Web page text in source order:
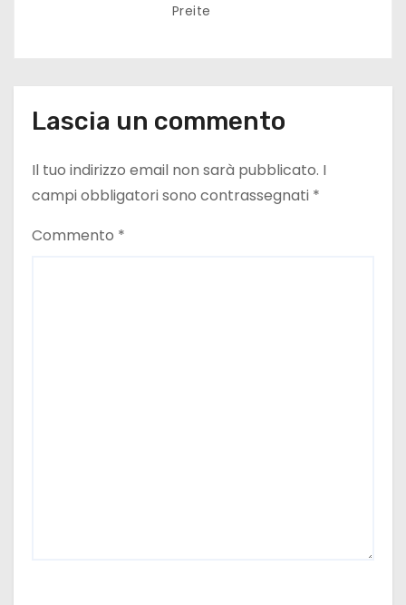
Preite
Lascia un commento
Il tuo indirizzo email non sarà pubblicato. I
campi obbligatori sono contrassegnati *
Commento *